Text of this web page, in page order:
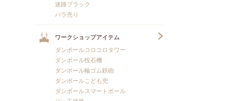
迷路ブラック
バラ売り
ワークショップアイテム
ダンボールコロコロタワー
ダンボール投石機
ダンボール輪ゴム鉄砲
ダンボールこども兜
ダンボールスマートボール